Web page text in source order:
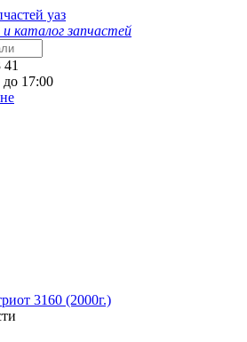
и каталог запчастей
17:00
3160 (2000г.)